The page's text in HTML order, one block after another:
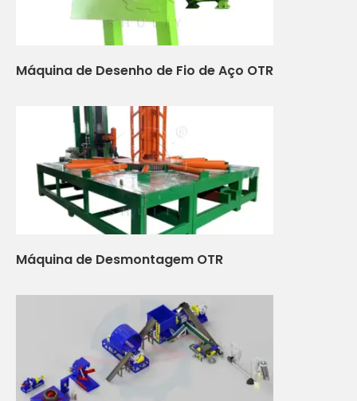
Máquina de Desenho de Fio de Aço OTR
Máquina de Desmontagem OTR